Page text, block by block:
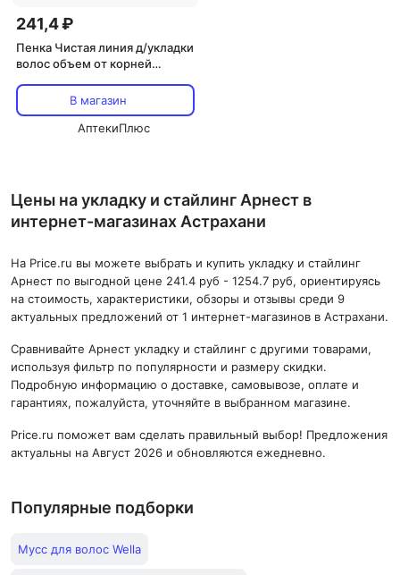
241,4 ₽
Пенка Чистая линия д/укладки
волос объем от корней
В магазин
АптекиПлюс
Цены на укладку и стайлинг Арнест в
интернет-магазинах Астрахани
На Price.ru вы можете выбрать и купить укладку и стайлинг
Арнест по выгодной цене 241.4 руб - 1254.7 руб, ориентируясь
на стоимость, характеристики, обзоры и отзывы среди 9
актуальных предложений от 1 интернет-магазинов в Астрахани.
Сравнивайте Арнест укладку и стайлинг с другими товарами,
используя фильтр по популярности и размеру скидки.
Подробную информацию о доставке, самовывозе, оплате и
гарантиях, пожалуйста, уточняйте в выбранном магазине.
Price.ru поможет вам сделать правильный выбор! Предложения
актуальны на Август 2026 и обновляются ежедневно.
Популярные подборки
Мусс для волос Wella